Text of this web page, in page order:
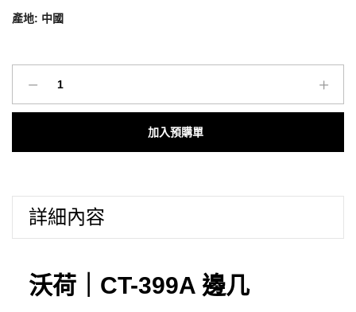
產地: 中國
高
值
具
｜
邊
几
Add to cart
詳細內容
沃荷｜CT-399A 邊几